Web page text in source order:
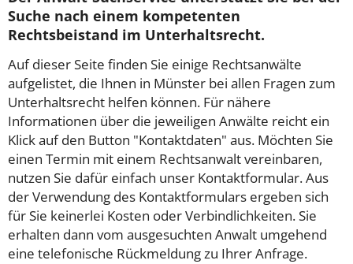
Suche nach einem kompetenten
Rechtsbeistand im Unterhaltsrecht.
Auf dieser Seite finden Sie einige Rechtsanwälte
aufgelistet, die Ihnen in Münster bei allen Fragen zum
Unterhaltsrecht helfen können. Für nähere
Informationen über die jeweiligen Anwälte reicht ein
Klick auf den Button "Kontaktdaten" aus. Möchten Sie
einen Termin mit einem Rechtsanwalt vereinbaren,
nutzen Sie dafür einfach unser Kontaktformular. Aus
der Verwendung des Kontaktformulars ergeben sich
für Sie keinerlei Kosten oder Verbindlichkeiten. Sie
erhalten dann vom ausgesuchten Anwalt umgehend
eine telefonische Rückmeldung zu Ihrer Anfrage.